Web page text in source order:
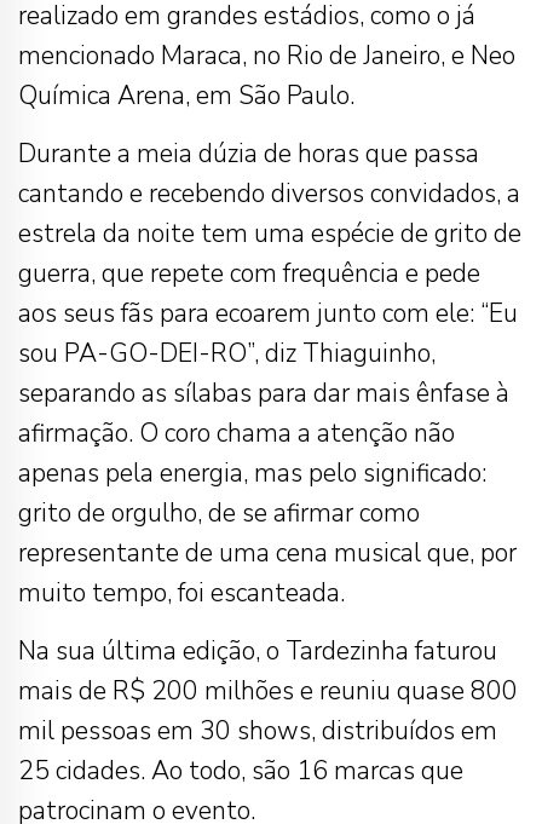
realizado em grandes estádios, como o já
mencionado Maraca, no Rio de Janeiro, e Neo
Química Arena, em São Paulo.
Durante a meia dúzia de horas que passa
cantando e recebendo diversos convidados, a
estrela da noite tem uma espécie de grito de
guerra, que repete com frequência e pede
aos seus fãs para ecoarem junto com ele: “Eu
sou PA-GO-DEI-RO”, diz Thiaguinho,
separando as sílabas para dar mais ênfase à
afirmação. O coro chama a atenção não
apenas pela energia, mas pelo significado:
grito de orgulho, de se afirmar como
representante de uma cena musical que, por
muito tempo, foi escanteada.
Na sua última edição, o Tardezinha faturou
mais de R$ 200 milhões e reuniu quase 800
mil pessoas em 30 shows, distribuídos em
25 cidades. Ao todo, são 16 marcas que
patrocinam o evento.